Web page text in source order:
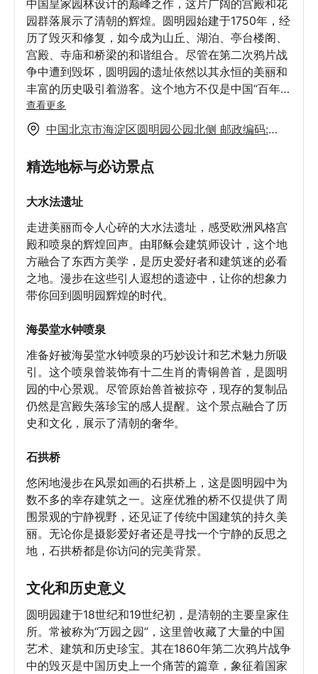
中国皇家园林设计的巅峰之作，这片广阔的宫殿和花
园群落展示了清朝的辉煌。圆明园始建于1750年，经
历了毁灭和修复，如今成为山丘、湖泊、亭台楼阁、
宫殿、寺庙和桥梁的和谐组合。尽管在第二次鸦片战
争中遭到毁坏，圆明园的遗址依然以其永恒的美丽和
丰富的历史吸引着游客。这个地方不仅是中国“百年屈
辱”的痛苦见证，还提供了一个独特的历史视角和宁静
的湖泊与茂密的景观。其美学和历史意义使其成为寻
求体验中国文化和历史的旅行者必访之地。
查看更多
中国北京市海淀区圆明园公园北侧 邮政编码:
精选地标与必访景点
大水法遗址
走进美丽而令人心碎的大水法遗址，感受欧洲风格宫
殿和喷泉的辉煌回声。由耶稣会建筑师设计，这个地
方融合了东西方美学，是历史爱好者和建筑迷的必看
之地。漫步在这些引人遐想的遗迹中，让你的想象力
带你回到圆明园辉煌的时代。
海晏堂水钟喷泉
准备好被海晏堂水钟喷泉的巧妙设计和艺术魅力所吸
引。这个喷泉曾装饰有十二生肖的青铜兽首，是圆明
园的中心景观。尽管原始兽首被掠夺，现存的复制品
仍然是宫殿失落珍宝的感人提醒。这个景点融合了历
史和文化，展示了清朝的奢华。
石拱桥
悠闲地漫步在风景如画的石拱桥上，这是圆明园中为
数不多的幸存建筑之一。这座优雅的桥不仅提供了周
围景观的宁静视野，还见证了传统中国建筑的持久美
丽。无论你是摄影爱好者还是寻找一个宁静的反思之
地，石拱桥都是你访问的完美背景。
文化和历史意义
圆明园建于18世纪和19世纪初，是清朝的主要皇家住
所。常被称为“万园之园”，这里曾收藏了大量的中国
艺术、建筑和历史珍宝。其在1860年第二次鸦片战争
中的毁灭是中国历史上一个痛苦的篇章，象征着国家